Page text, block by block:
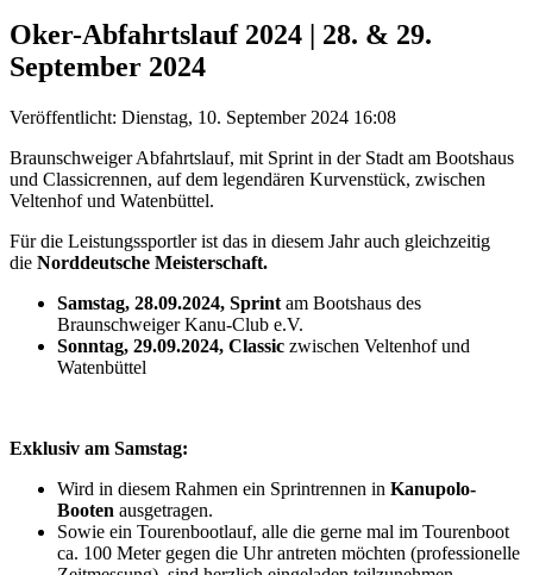
Oker-Abfahrtslauf 2024 | 28. & 29.
September 2024
Veröffentlicht: Dienstag, 10. September 2024 16:08
Braunschweiger Abfahrtslauf, mit Sprint in der Stadt am Bootshaus
und Classicrennen, auf dem legendären Kurvenstück, zwischen
Veltenhof und Watenbüttel.
Für die Leistungssportler ist das in diesem Jahr auch gleichzeitig
die Norddeutsche Meisterschaft.
Samstag, 28.09.2024, Sprint am Bootshaus des
Braunschweiger Kanu-Club e.V.
Sonntag, 29.09.2024, Classic zwischen Veltenhof und
Watenbüttel
Exklusiv am Samstag:
Wird in diesem Rahmen ein Sprintrennen in Kanupolo-
Booten ausgetragen.
Sowie ein Tourenbootlauf, alle die gerne mal im Tourenboot
ca. 100 Meter gegen die Uhr antreten möchten (professionelle